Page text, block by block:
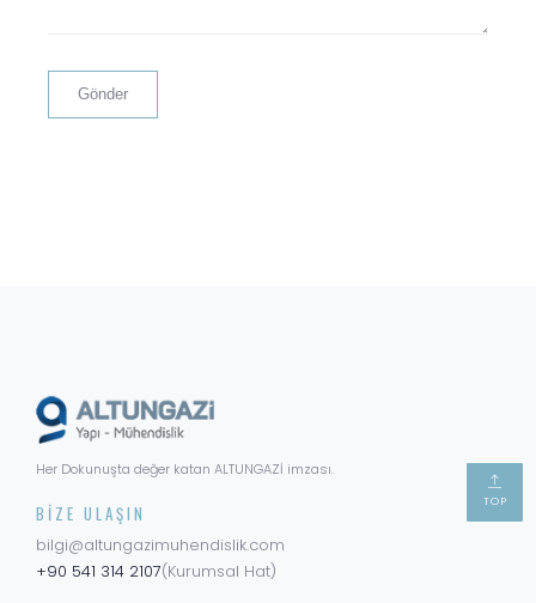
Her Dokunuşta değer katan ALTUNGAZİ imzası.
BIZE ULAŞIN
bilgi@altungazimuhendislik.com
+90 541 314 2107(Kurumsal Hat)
TOP